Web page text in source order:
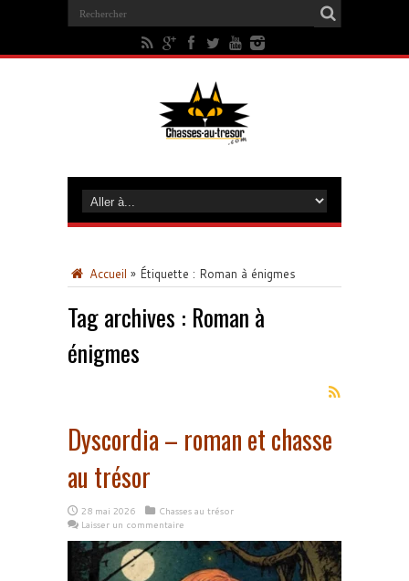
Accueil » Étiquette : Roman à énigmes
Tag archives : Roman à
énigmes
Dyscordia – roman et chasse
au trésor
28 mai 2026
Chasses au trésor
Laisser un commentaire